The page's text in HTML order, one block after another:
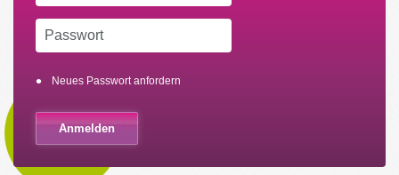
Neues Passwort anfordern